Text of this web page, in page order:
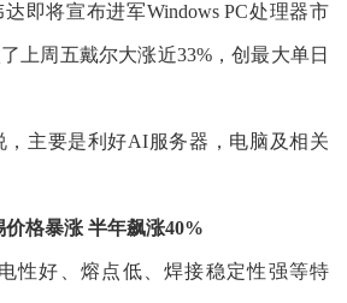
即将宣布进军Windows PC处理器市
上周五戴尔大涨近33%，创最大单日
，主要是利好AI服务器，电脑及相关
格暴涨 半年飙涨40%
性好、熔点低、焊接稳定性强等特